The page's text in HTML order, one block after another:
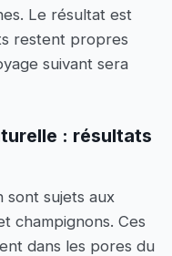
Le résultat est
restent propres
suivant sera
: résultats
sont sujets aux
champignons. Ces
dans les pores du